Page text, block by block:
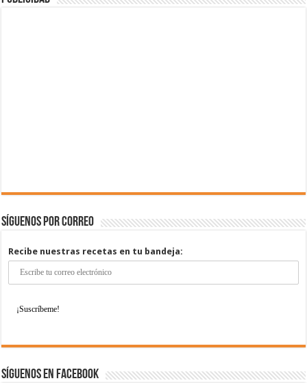
Síguenos por correo
Recibe nuestras recetas en tu bandeja:
Síguenos en Facebook